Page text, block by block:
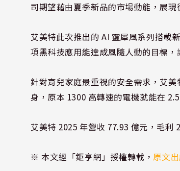
司期望藉由夏季新品的市場動能，展
艾美特此次推出的 AI 靈犀風系列搭載
項黑科技應用能達成風隨人動的目標
針對育兒家庭最重視的安全需求，艾
身，原本 1300 高轉速的電機就能在
艾美特 2025 年營收 77.93 億元，毛利
※ 本文經「鉅亨網」授權轉載，原文